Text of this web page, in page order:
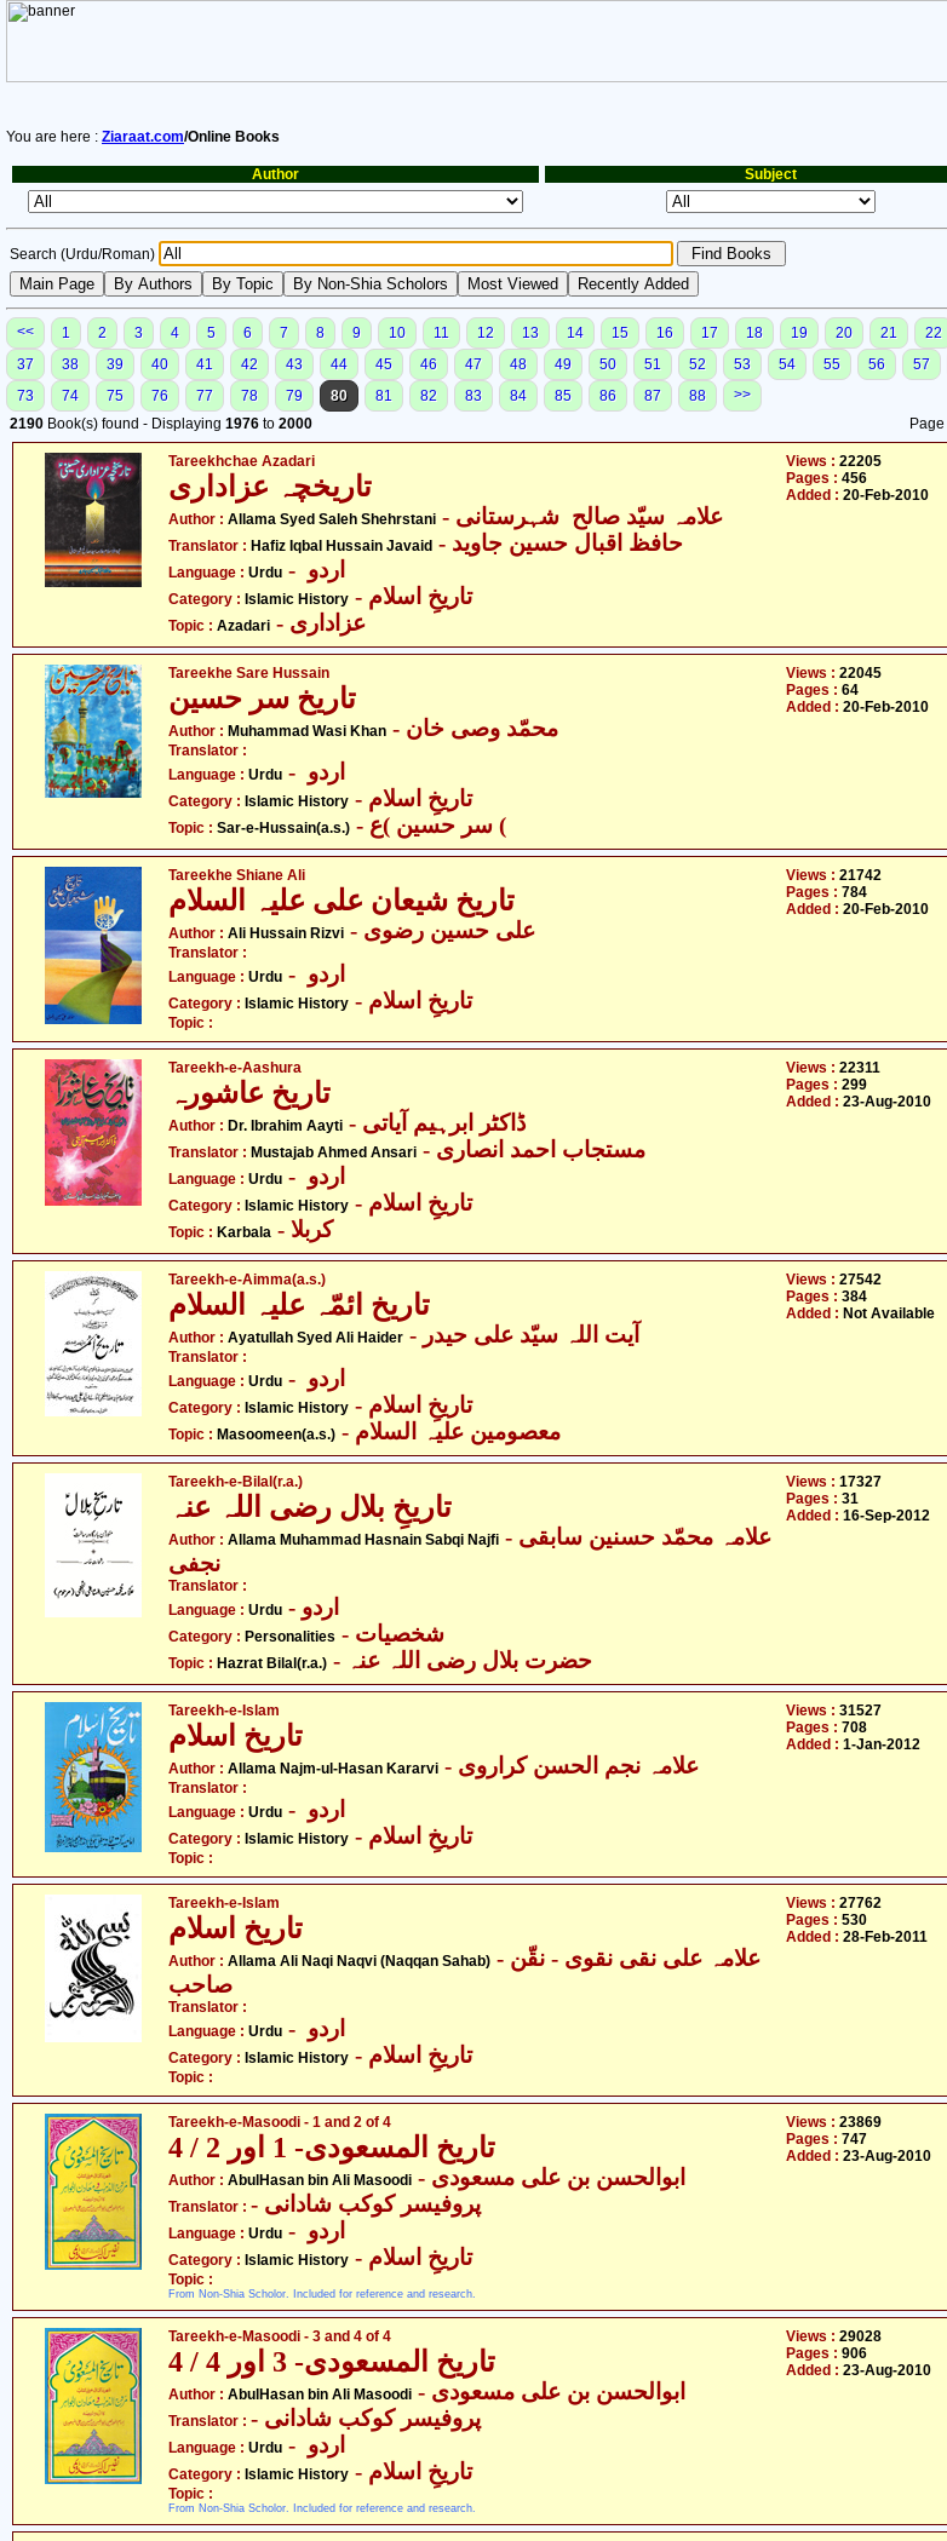
You are here : Ziaraat.com/Online Books
Author Subject
Search (Urdu/Roman)
<< 1 2 3 4 5 6 7 8 9 10 11 12 13 14 15 16 17 18 19 20 21 22
37
38 39 40 41 42 43 44 45 46 47 48 49 50 51 52 53 54 55 56 57
73
74 75 76 77 78 79 80 81 82 83 84 85 86 87 88
>>
2190 Book(s) found - Displaying 1976 to 2000 Page
Tareekhchae Azadari
Author : Allama Syed Saleh Shehrstani - علامہ سیّد صالح شہرستانی
Translator : Hafiz Iqbal Hussain Javaid
Language : Urdu
Category : Islamic History - تاریخِ اسلام
Topic : Azadari - عزاداری
Views : 22205
Pages : 456
Added : 20-Feb-2010
Tareekhe Sare Hussain
Author : Muhammad Wasi Khan - محمّد وصی خان
Translator :
Language : Urdu
Category : Islamic History - تاریخِ اسلام
Topic : Sar-e-Hussain(a.s.) - سر حسین )ع (
Views : 22045
Pages : 64
Added : 20-Feb-2010
Tareekhe Shiane Ali
Author : Ali Hussain Rizvi
Translator :
Language : Urdu
Category : Islamic History - تاریخِ اسلام
Topic :
Views : 21742
Pages : 784
Added : 20-Feb-2010
Tareekh-e-Aashura
تاریخ عاشورہ
Author : Dr. Ibrahim Aayti - ڈاکٹر ابرہیم آیاتی
Translator : Mustajab Ahmed Ansari - مستجاب احمد انصاری
Language : Urdu
Category : Islamic History - تاریخِ اسلام
Topic : Karbala - کربلا
Views : 22311
Pages : 299
Added : 23-Aug-2010
Tareekh-e-Aimma(a.s.)
تاریخ ائمّہ علیہ السلام
Author : Ayatullah Syed Ali Haider - آیت اللہ سیّد علی حیدر
Translator :
Language : Urdu
Category : Islamic History - تاریخِ اسلام
Topic : Masoomeen(a.s.) - معصومین علیہ السلام
Views : 27542
Pages : 384
Added : Not Available
Tareekh-e-Bilal(r.a.)
تاریخِ بلال رضی اللہ عنہ
Author : Allama Muhammad Hasnain Sabqi Najfi - علامہ محمّد حسنین سابقی
نجفی
Translator :
Language : Urdu - اردو
Category : Personalities - شخصیات
Topic : Hazrat Bilal(r.a.) - حضرت بلال رضی اللہ عنہ
Views : 17327
Pages : 31
Added : 16-Sep-2012
Tareekh-e-Islam
تاریخ اسلام
Author : Allama Najm-ul-Hasan Kararvi - علامہ نجم الحسن کراروی
Translator :
Language : Urdu
Category : Islamic History - تاریخِ اسلام
Topic :
Views : 31527
Pages : 708
Added : 1-Jan-2012
Tareekh-e-Islam
Author : Allama Ali Naqi Naqvi (Naqqan Sahab) - علامہ علی نقی نقوی - نقّن
صاحب
Translator :
Language : Urdu
Category : Islamic History - تاریخِ اسلام
Topic :
Views : 27762
Pages : 530
Added : 28-Feb-2011
Tareekh-e-Masoodi - 1 and 2 of 4
تاریخ المسعودی- 1 اور 2 / 4
Author : AbulHasan bin Ali Masoodi
Translator : - پروفیسر کوکب شادانی
Language : Urdu
Category : Islamic History - تاریخِ اسلام
Topic :
From Non-Shia Scholor. Included for reference and research.
Views : 23869
Pages : 747
Added : 23-Aug-2010
Tareekh-e-Masoodi - 3 and 4 of 4
تاریخ المسعودی- 3 اور 4 / 4
Author : AbulHasan bin Ali Masoodi
Translator : - پروفیسر کوکب شادانی
Language : Urdu
Category : Islamic History - تاریخِ اسلام
Topic :
From Non-Shia Scholor. Included for reference and research.
Views : 29028
Pages : 906
Added : 23-Aug-2010